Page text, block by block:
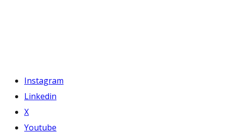
Instagram
Linkedin
X
Youtube